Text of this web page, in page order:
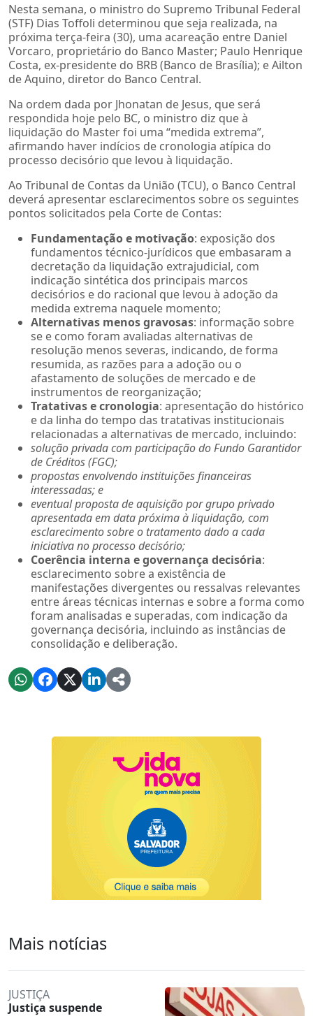
Nesta semana, o ministro do Supremo Tribunal Federal
(STF) Dias Toffoli determinou que seja realizada, na
próxima terça-feira (30), uma acareação entre Daniel
Vorcaro, proprietário do Banco Master; Paulo Henrique
Costa, ex-presidente do BRB (Banco de Brasília); e Ailton
de Aquino, diretor do Banco Central.
Na ordem dada por Jhonatan de Jesus, que será
respondida hoje pelo BC, o ministro diz que à
liquidação do Master foi uma “medida extrema”,
afirmando haver indícios de cronologia atípica do
processo decisório que levou à liquidação.
Ao Tribunal de Contas da União (TCU), o Banco Central
deverá apresentar esclarecimentos sobre os seguintes
pontos solicitados pela Corte de Contas:
Fundamentação e motivação: exposição dos
fundamentos técnico-jurídicos que embasaram a
decretação da liquidação extrajudicial, com
indicação sintética dos principais marcos
decisórios e do racional que levou à adoção da
medida extrema naquele momento;
Alternativas menos gravosas: informação sobre
se e como foram avaliadas alternativas de
resolução menos severas, indicando, de forma
resumida, as razões para a adoção ou o
afastamento de soluções de mercado e de
instrumentos de reorganização;
Tratativas e cronologia: apresentação do histórico
e da linha do tempo das tratativas institucionais
relacionadas a alternativas de mercado, incluindo:
solução privada com participação do Fundo Garantidor
de Créditos (FGC);
propostas envolvendo instituições financeiras
interessadas; e
eventual proposta de aquisição por grupo privado
apresentada em data próxima à liquidação, com
esclarecimento sobre o tratamento dado a cada
iniciativa no processo decisório;
Coerência interna e governança decisória:
esclarecimento sobre a existência de
manifestações divergentes ou ressalvas relevantes
entre áreas técnicas internas e sobre a forma como
foram analisadas e superadas, com indicação da
governança decisória, incluindo as instâncias de
consolidação e deliberação.
Mais notícias
JUSTIÇA
Justiça suspende